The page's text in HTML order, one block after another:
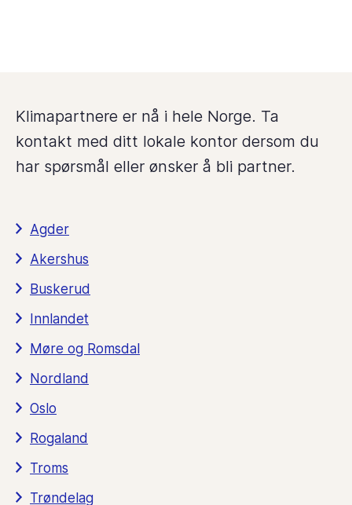
Klimapartnere er nå i hele Norge. Ta
kontakt med ditt lokale kontor dersom du
har spørsmål eller ønsker å bli partner.
Agder
Akershus
Buskerud
Innlandet
Møre og Romsdal
Nordland
Oslo
Rogaland
Troms
Trøndelag